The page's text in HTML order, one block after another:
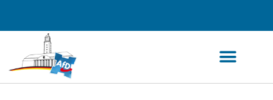
Zum
springen